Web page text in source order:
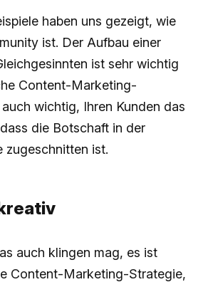
haben uns gezeigt, wie
ist. Der Aufbau einer
ist sehr wichtig
Content-Marketing-
wichtig, Ihren Kunden das
die Botschaft in der
zugeschnitten ist.
auch klingen mag, es ist
Content-Marketing-Strategie,